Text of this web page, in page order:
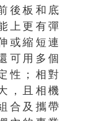
後板和底
上更有彈
或縮短連
可用多個
性；相對
，且相機
合及攜帶